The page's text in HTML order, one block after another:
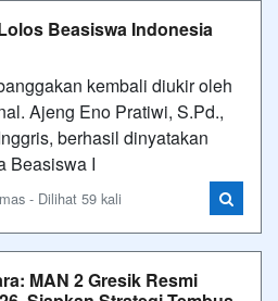
Beasiswa Indonesia
kembali diukir oleh
Ajeng Eno Pratiwi, S.Pd.,
berhasil dinyatakan
Beasiswa I
- Dilihat 59 kali
MAN 2 Gresik Resmi